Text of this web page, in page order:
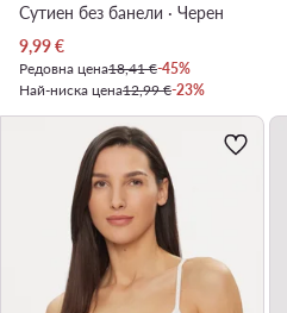
Сутиен без банели · Черен
Актуална цена
9,99€
Редовна цена18,41 €-45%
Най-ниска цена12,99 €-23%